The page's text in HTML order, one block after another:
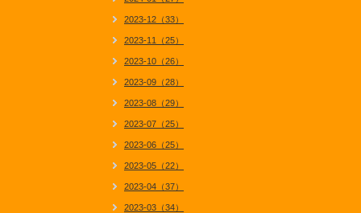
2023-12（33）
2023-11（25）
2023-10（26）
2023-09（28）
2023-08（29）
2023-07（25）
2023-06（25）
2023-05（22）
2023-04（37）
2023-03（34）